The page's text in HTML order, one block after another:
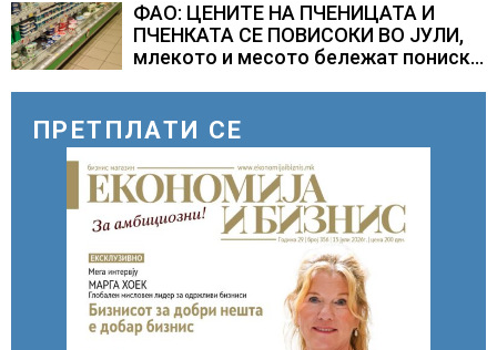
ФАО: ЦЕНИТЕ НА ПЧЕНИЦАТА И
ПЧЕНКАТА СЕ ПОВИСОКИ ВО ЈУЛИ,
млекото и месото бележат пониски
ПРЕТПЛАТИ СЕ